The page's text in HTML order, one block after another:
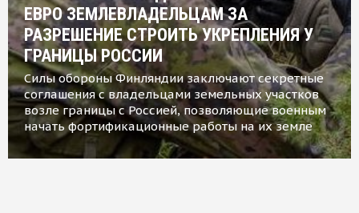
ЕВРО ЗЕМЛЕВЛАДЕЛЬЦАМ ЗА
РАЗРЕШЕНИЕ СТРОИТЬ УКРЕПЛЕНИЯ У
ГРАНИЦЫ РОССИИ
Силы обороны Финляндии заключают секретные
соглашения с владельцами земельных участков
возле границы с Россией, позволяющие военным
начать фортификационные работы на их земле